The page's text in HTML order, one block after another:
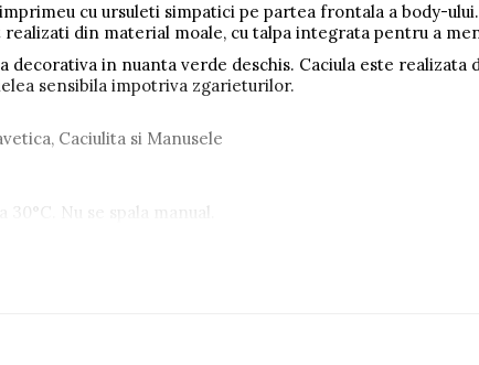
cu ursuleti simpatici pe partea frontala a body-
din material moale, cu talpa integrata pentru a
decorativa in nuanta verde deschis. Caciula este
sensibila impotriva zgarieturilor.
Caciulita si Manusele
Nu se spala manual.